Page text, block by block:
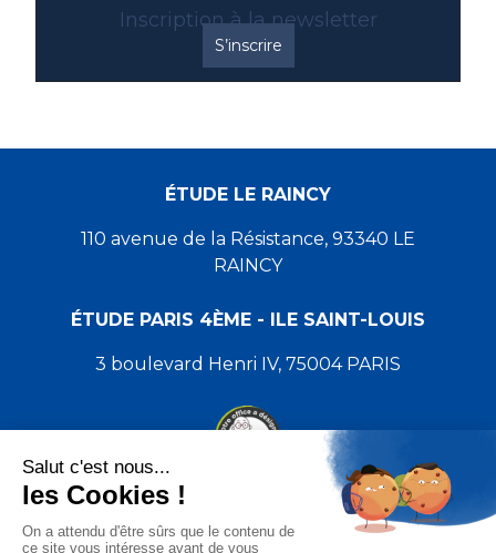
Inscription à la newsletter
S’inscrire
ÉTUDE LE RAINCY
110 avenue de la Résistance, 93340 LE
RAINCY
ÉTUDE PARIS 4ÈME - ILE SAINT-LOUIS
3 boulevard Henri IV, 75004 PARIS
Accueil|Nos Études|Équipe|Compétences et documents